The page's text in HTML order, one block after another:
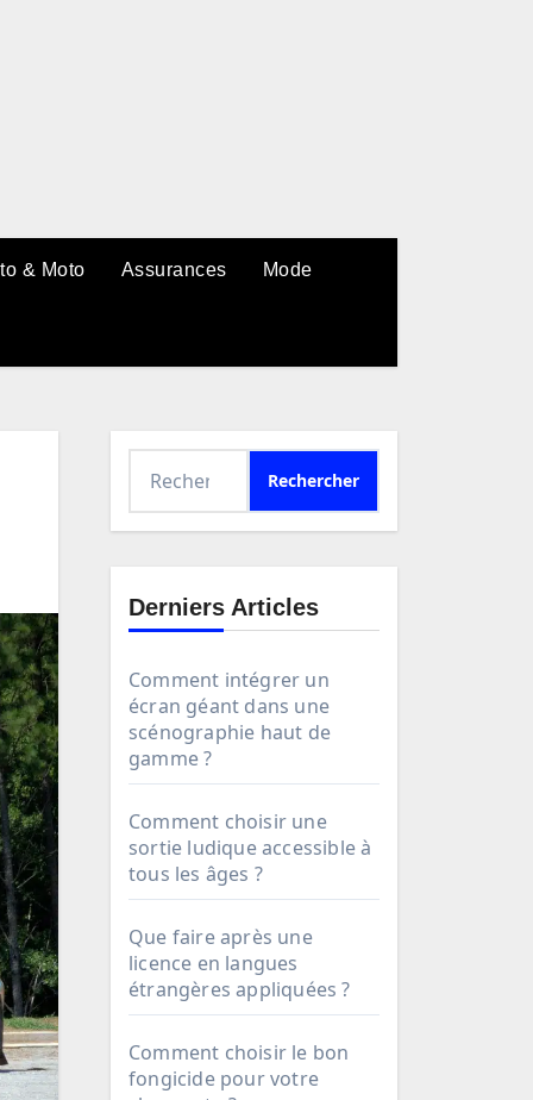
& Moto Assurances Mode
Derniers Articles
Comment intégrer un
écran géant dans une
scénographie haut de
gamme ?
Comment choisir une
sortie ludique accessible à
tous les âges ?
Que faire après une
licence en langues
étrangères appliquées ?
Comment choisir le bon
fongicide pour votre